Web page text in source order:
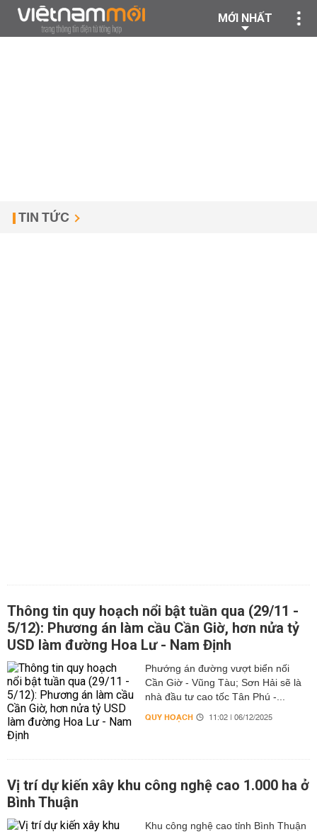
MỚI NHẤT
TIN TỨC
Thông tin quy hoạch nổi bật tuần qua (29/11 -
5/12): Phương án làm cầu Cần Giờ, hơn nửa tỷ
USD làm đường Hoa Lư - Nam Định
Phướng án đường vượt biển nối
Cần Giờ - Vũng Tàu; Sơn Hải sẽ là
nhà đầu tư cao tốc Tân Phú -...
QUY HOẠCH 11:02 | 06/12/2025
Vị trí dự kiến xây khu công nghệ cao 1.000 ha ở
Bình Thuận
Khu công nghệ cao tỉnh Bình Thuận